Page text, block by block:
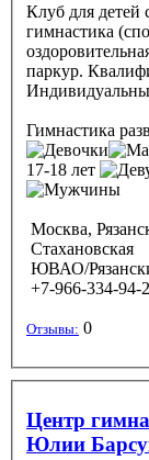
Клуб для детей
гимнастика
паркур.
Гимнастика
17-18 лет
Москва,
Стахановская
ЮВАО/
+7-966-334-94-
Отзывы: 0
Центр
Юлии